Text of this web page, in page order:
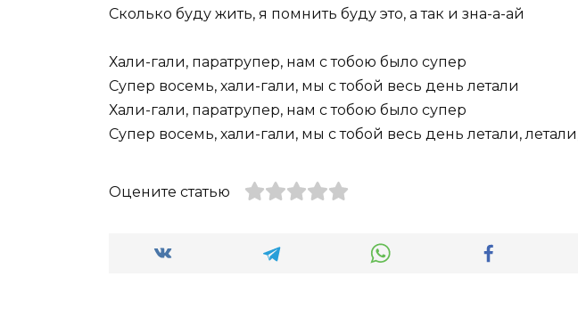
Сколько буду жить, я помнить буду это, а так и зна-а-ай
Хали-гали, паратрупер, нам с тобою было супер
Супер восемь, хали-гали, мы с тобой весь день летали
Хали-гали, паратрупер, нам с тобою было супер
Супер восемь, хали-гали, мы с тобой весь день летали,
Оцените статью